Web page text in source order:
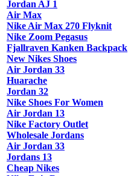
Jordan AJ 1
Air Max
Nike Air Max 270 Flyknit
Nike Zoom Pegasus
Fjallraven Kanken Backpack
New Nikes Shoes
Air Jordan 33
Huarache
Jordan 32
Nike Shoes For Women
Air Jordan 13
Nike Factory Outlet
Wholesale Jordans
Air Jordan 33
Jordans 13
Cheap Nikes